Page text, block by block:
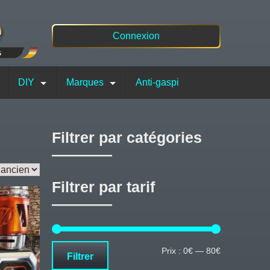
Connexion
DIY Marques Anti-gaspi
Filtrer par catégories
Filtrer par tarif
Prix
Prix
Filtrer Prix : 0€ — 80€